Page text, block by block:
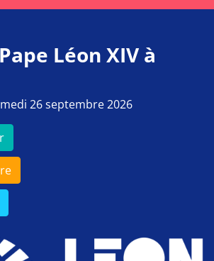
Léon XIV à
26 septembre 2026